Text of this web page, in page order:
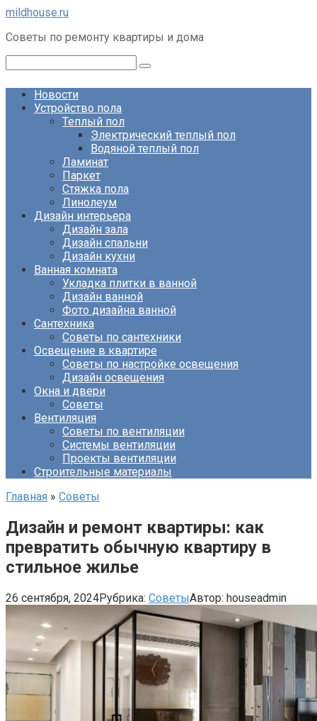
Перейти
контенту
mildhouse.ru
Советы по ремонту квартиры и дома
Новости
Устройство пола
Теплый пол
Электрический теплый пол
Водяной теплый пол
Ламинат
Паркет
Стяжка пола
Линолеум
Дизайн интерьера
Дизайн зала
Дизайн спальни
Дизайн кухни
Ванная комната
Укладка плитки в ванной
Дизайн ванной
Фото дизайна ванной
Сантехника
Советы по сантехники
Освещение в квартире
Советы по настройке освещения
Дизайн освещения
Окна и двери
Советы
Вентиляция
Советы по вентиляции
Системы вентиляции
Проекты вентиляции
Строительные материалы
Главная » Советы
Дизайн и ремонт квартиры: как
превратить обычную квартиру в
стильное жилье
26 сентября, 2024Рубрика: СоветыАвтор: houseadmin